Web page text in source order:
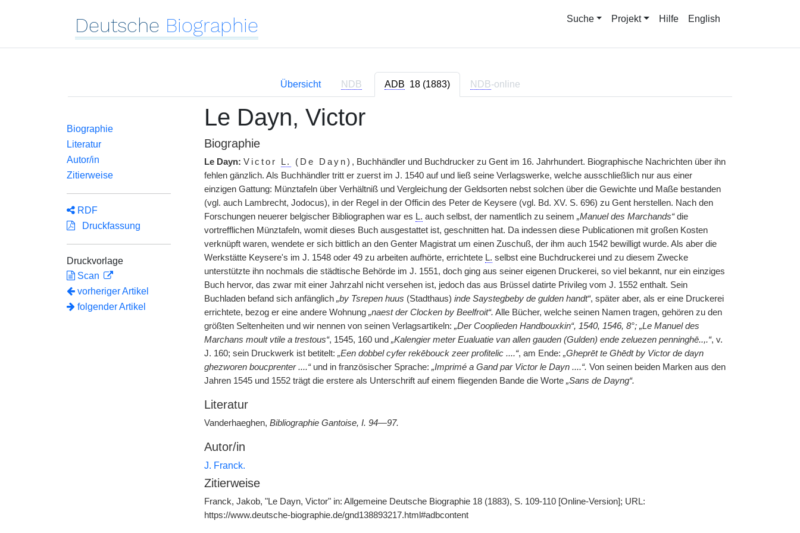
Deutsche Biographie Suche Projekt Hilfe English
Übersicht NDB ADB 18 (1883) NDB-online
Biographie
Literatur
Autor/in
Zitierweise
RDF
Druckfassung
Druckvorlage
Scan
vorheriger Artikel
folgender Artikel
Le Dayn, Victor
Biographie
Le Dayn: Victor L. (De Dayn) , Buchhändler und Buchdrucker zu Gent im 16. Jahrhundert. Biographische Nachrichten über ihn
fehlen gänzlich. Als Buchhändler tritt er zuerst im J. 1540 auf und ließ seine Verlagswerke, welche ausschließlich nur aus einer
einzigen Gattung: Münztafeln über Verhältniß und Vergleichung der Geldsorten nebst solchen über die Gewichte und Maße bestanden
(vgl. auch Lambrecht, Jodocus), in der Regel in der Officin des Peter de Keysere (vgl. Bd. XV. S. 696) zu Gent herstellen. Nach den
Forschungen neuerer belgischer Bibliographen war es L. auch selbst, der namentlich zu seinem „Manuel des Marchands“die
vortrefflichen Münztafeln, womit dieses Buch ausgestattet ist, geschnitten hat. Da indessen diese Publicationen mit großen Kosten
verknüpft waren, wendete er sich bittlich an den Genter Magistrat um einen Zuschuß, der ihm auch 1542 bewilligt wurde. Als aber die
Werkstätte Keysere's im J. 1548 oder 49 zu arbeiten aufhörte, errichtete L. selbst eine Buchdruckerei und zu diesem Zwecke
unterstützte ihn nochmals die städtische Behörde im J. 1551, doch ging aus seiner eigenen Druckerei, so viel bekannt, nur ein einziges
Buch hervor, das zwar mit einer Jahrzahl nicht versehen ist, jedoch das aus Brüssel datirte Privileg vom J. 1552 enthalt. Sein
Buchladen befand sich anfänglich „by Tsrepen huus (Stadthaus) inde Saystegbeby de gulden handt“, später aber, als er eine Druckerei
errichtete, bezog er eine andere Wohnung „naest der Clocken by Beelfroit“. Alle Bücher, welche seinen Namen tragen, gehören zu den
größten Seltenheiten und wir nennen von seinen Verlagsartikeln: „Der Cooplieden Handbouxkin“, 1540, 1546, 8°; „Le Manuel des
Marchans moult vtile a trestous“, 1545, 160 und „Kalengier meter Eualuatie van allen gauden (Gulden) ende zeluezen penninghē..,.“, v.
J. 160; sein Druckwerk ist betitelt: „Een dobbel cyfer rekēbouck zeer profitelic ....“, am Ende: „Gheprēt te Ghēdt by Victor de dayn
ghezworen boucprenter ....“und in französischer Sprache: „Imprimé a Gand par Victor le Dayn ....“. Von seinen beiden Marken aus den
Jahren 1545 und 1552 trägt die erstere als Unterschrift auf einem fliegenden Bande die Worte „Sans de Dayng“.
Literatur
Vanderhaeghen, Bibliographie Gantoise, I. 94—97.
Autor/in
J. Franck.
Zitierweise
Franck, Jakob, "Le Dayn, Victor" in: Allgemeine Deutsche Biographie 18 (1883), S. 109-110 [Online-Version]; URL:
https://www.deutsche-biographie.de/gnd138893217.html#adbcontent